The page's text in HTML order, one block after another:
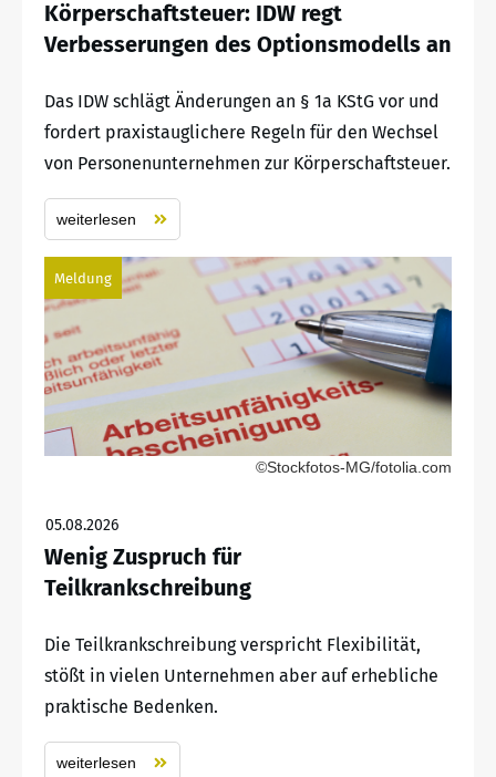
Körperschaftsteuer: IDW regt
Verbesserungen des Optionsmodells an
Das IDW schlägt Änderungen an § 1a KStG vor und
fordert praxistauglichere Regeln für den Wechsel
von Personenunternehmen zur Körperschaftsteuer.
weiterlesen
Meldung
©Stockfotos-MG/fotolia.com
05.08.2026
Wenig Zuspruch für
Teilkrankschreibung
Die Teilkrankschreibung verspricht Flexibilität,
stößt in vielen Unternehmen aber auf erhebliche
praktische Bedenken.
weiterlesen